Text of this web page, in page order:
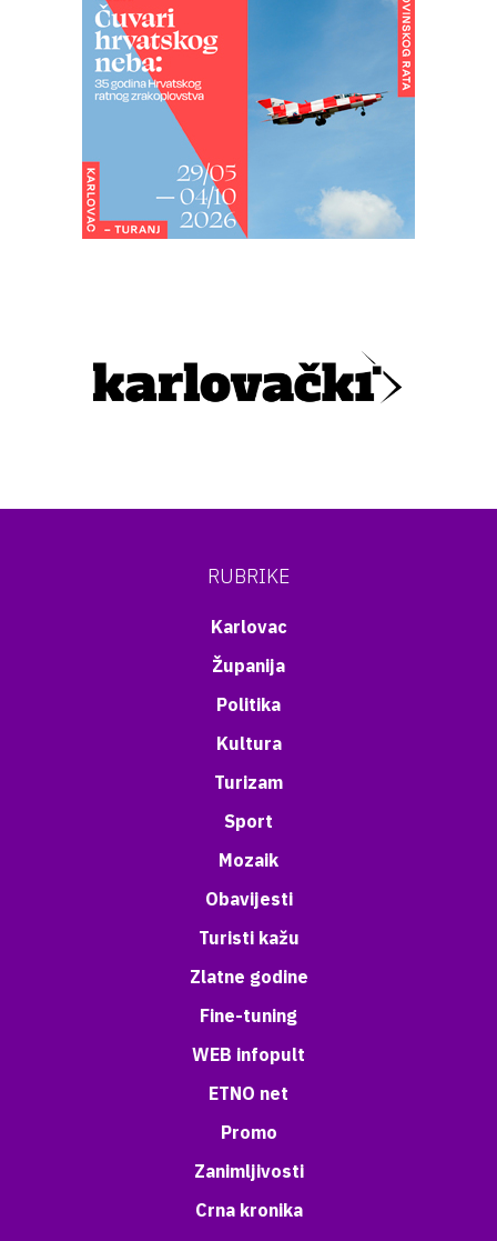
RUBRIKE
Karlovac
Županija
Politika
Kultura
Turizam
Sport
Mozaik
Obavijesti
Turisti kažu
Zlatne godine
Fine-tuning
WEB infopult
ETNO net
Promo
Zanimljivosti
Crna kronika